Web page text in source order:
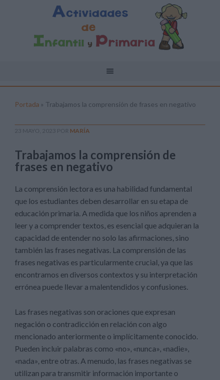
Portada » Trabajamos la comprensión de frases en negativo
23 MAYO, 2023 POR MARÍA
Trabajamos la comprensión de
frases en negativo
La comprensión lectora es una habilidad fundamental
que los estudiantes deben desarrollar en su etapa de
educación primaria. A medida que los niños aprenden a
leer y a comprender textos, es esencial que adquieran la
capacidad de entender no solo las afirmaciones, sino
también las frases negativas. La comprensión de las
frases negativas es particularmente crucial, ya que las
encontramos en diversos contextos y su interpretación
errónea puede llevar a malentendidos y confusiones.
Las frases negativas son oraciones que expresan
negación o contradicción en relación con algo
mencionado anteriormente o implícitamente conocido.
Pueden incluir palabras como «no», «nunca», «nadie»,
«nada», entre otras. A menudo, las frases negativas se
utilizan para transmitir información importante o